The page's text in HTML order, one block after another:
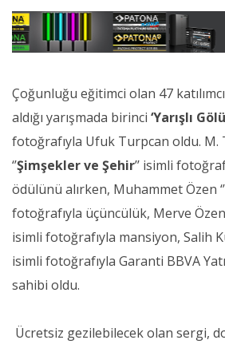
Çoğunluğu eğitimci olan 47
aldığı yarışmada birinci ‘Yarışlı
fotoğrafıyla Ufuk Turpcan oldu. M.
‘’Şimşekler ve Şehir’’ isimli
ödülünü alırken, Muhammet Özen ‘’
fotoğrafıyla üçüncülük, Merve Özen
isimli fotoğrafıyla mansiyon, Salih
isimli fotoğrafıyla Garanti BBVA
sahibi oldu.
Ücretsiz gezilebilecek olan sergi,